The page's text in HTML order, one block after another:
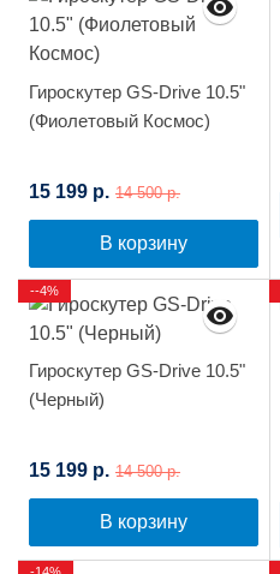
Гироскутер GS-Drive 10.5"
(Фиолетовый Космос)
15 199 р. 14 500 р.
В корзину
Гироскутер GS-Drive 10.5"
(Черный)
15 199 р. 14 500 р.
В корзину
--4%
-14%